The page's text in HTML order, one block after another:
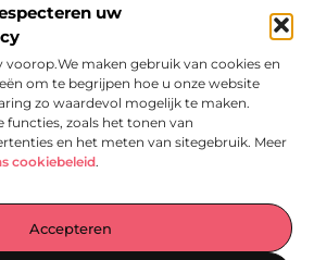
uw
voorop.We maken gebruik van cookies en
om te begrijpen hoe u onze website
zo waardevol mogelijk te maken.
functies, zoals het tonen van
en het meten van sitegebruik. Meer
cookiebeleid.
Accepteren
waar je écht iets aan hebt en artikelen